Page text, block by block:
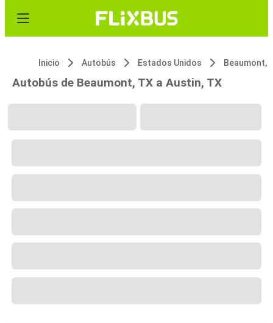
Inicio Autobús Estados Unidos Beaumont,
Autobús de Beaumont, TX a Austin, TX